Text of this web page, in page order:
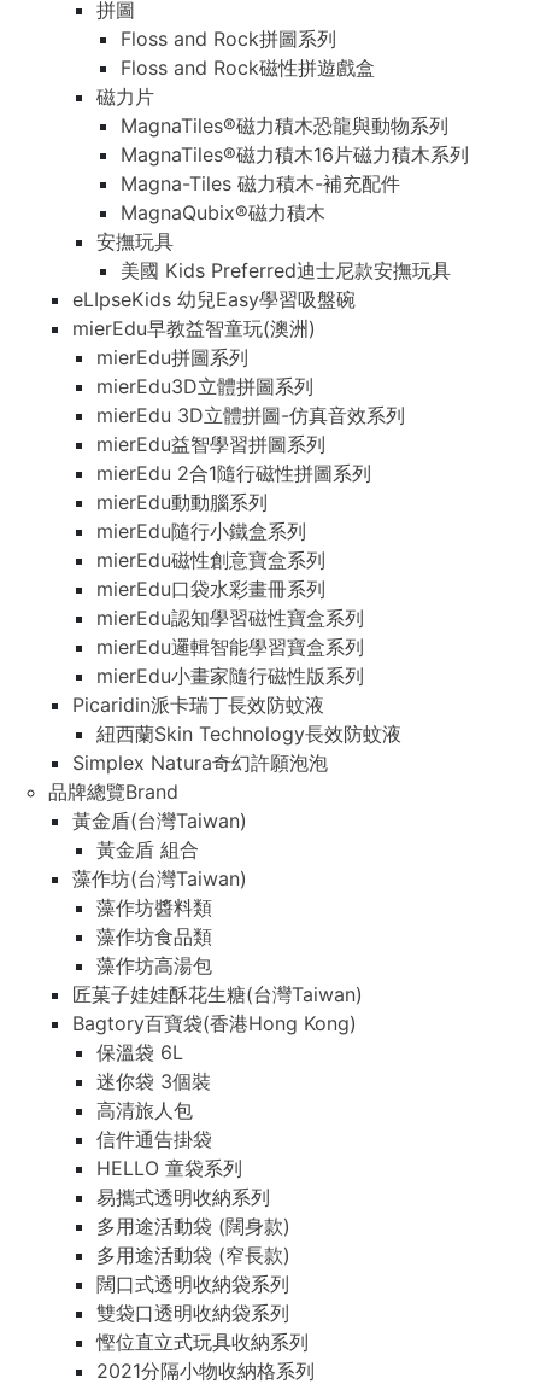
拼圖
Floss and Rock拼圖系列
Floss and Rock磁性拼遊戲盒
磁力片
MagnaTiles®磁力積木恐龍與動物系列
MagnaTiles®磁力積木16片磁力積木系列
Magna-Tiles 磁力積木-補充配件
MagnaQubix®磁力積木
安撫玩具
美國 Kids Preferred迪士尼款安撫玩具
eLIpseKids 幼兒Easy學習吸盤碗
mierEdu早教益智童玩(澳洲)
mierEdu拼圖系列
mierEdu3D立體拼圖系列
mierEdu 3D立體拼圖-仿真音效系列
mierEdu益智學習拼圖系列
mierEdu 2合1隨行磁性拼圖系列
mierEdu動動腦系列
mierEdu隨行小鐵盒系列
mierEdu磁性創意寶盒系列
mierEdu口袋水彩畫冊系列
mierEdu認知學習磁性寶盒系列
mierEdu邏輯智能學習寶盒系列
mierEdu小畫家隨行磁性版系列
Picaridin派卡瑞丁長效防蚊液
紐西蘭Skin Technology長效防蚊液
Simplex Natura奇幻許願泡泡
品牌總覽Brand
黃金盾(台灣Taiwan)
黃金盾 組合
藻作坊(台灣Taiwan)
藻作坊醬料類
藻作坊食品類
藻作坊高湯包
匠菓子娃娃酥花生糖(台灣Taiwan)
Bagtory百寶袋(香港Hong Kong)
保溫袋 6L
迷你袋 3個裝
高清旅人包
信件通告掛袋
HELLO 童袋系列
易攜式透明收納系列
多用途活動袋 (闊身款)
多用途活動袋 (窄長款)
闊口式透明收納袋系列
雙袋口透明收納袋系列
慳位直立式玩具收納系列
2021分隔小物收納格系列